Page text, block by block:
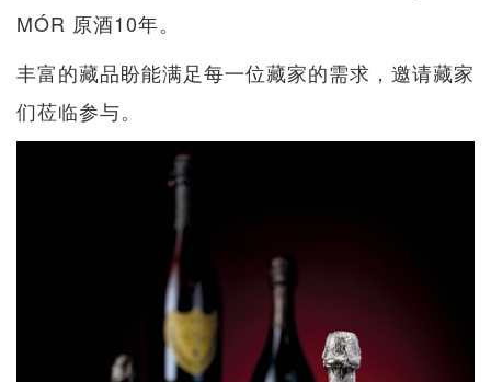
MÓR 原酒10年。
丰富的藏品盼能满足每一位藏家的需求，邀请藏家
们莅临参与。